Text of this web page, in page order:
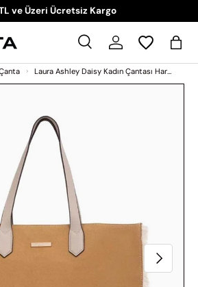
ve Üzeri Ücretsiz Kargo
Ara Giriş Yap
Laura Ashley Daisy Kadın Çantası Hardal
Sonraki